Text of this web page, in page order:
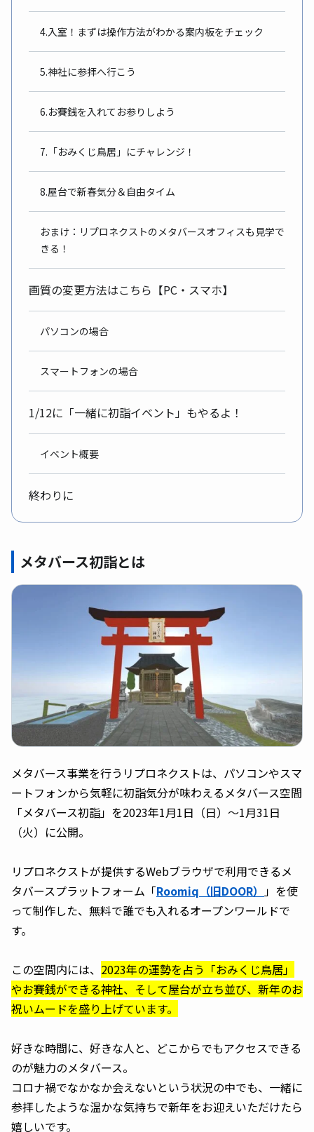
4.入室！まずは操作方法がわかる案内板をチェック
5.神社に参拝へ行こう
6.お賽銭を入れてお参りしよう
7.「おみくじ鳥居」にチャレンジ！
8.屋台で新春気分＆自由タイム
おまけ：リプロネクストのメタバースオフィスも見学で
きる！
画質の変更方法はこちら【PC・スマホ】
パソコンの場合
スマートフォンの場合
1/12に「一緒に初詣イベント」もやるよ！
イベント概要
終わりに
メタバース初詣とは
メタバース事業を行うリプロネクストは、パソコンやスマ
ートフォンから気軽に初詣気分が味わえるメタバース空間
「メタバース初詣」を2023年1月1日（日）〜1月31日
（火）に公開。
リプロネクストが提供するWebブラウザで利用できるメ
タバースプラットフォーム「Roomiq（旧DOOR） 」を使
って制作した、無料で誰でも入れるオープンワールドで
す。
この空間内には、 2023年の運勢を占う「おみくじ鳥居」
やお賽銭ができる神社、そして屋台が立ち並び、新年のお
祝いムードを盛り上げています。
好きな時間に、好きな人と、どこからでもアクセスできる
のが魅力のメタバース。
コロナ禍でなかなか会えないという状況の中でも、一緒に
参拝したような温かな気持ちで新年をお迎えいただけたら
嬉しいです。